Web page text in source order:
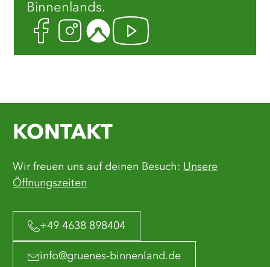
Binnenlands.
FacebookInstagram
KomootYoutube
KONTAKT
Wir freuen uns auf deinen Besuch: Unsere
Öffnungszeiten
+49 4638 898404
info@gruenes-binnenland.de